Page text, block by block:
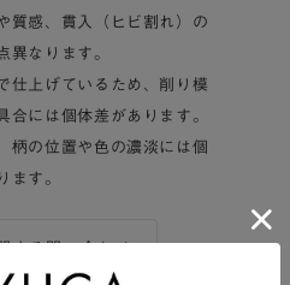
質感、貫入（ヒビ割れ）の
異なります。
仕上げているため、削り模
合には個体差があります。
柄の位置や色の濃淡には個
ます。
する問い合わせ